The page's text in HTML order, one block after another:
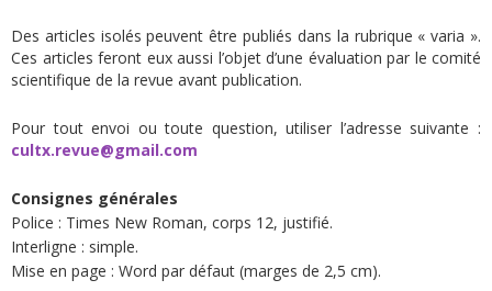
Des articles isolés peuvent être publiés dans la rubrique « varia ».
Ces articles feront eux aussi l’objet d’une évaluation par le comité
scientifique de la revue avant publication.
Pour tout envoi ou toute question, utiliser l’adresse suivante :
cultx.revue@gmail.com
Consignes générales
Police : Times New Roman, corps 12, justifié.
Interligne : simple.
Mise en page : Word par défaut (marges de 2,5 cm).